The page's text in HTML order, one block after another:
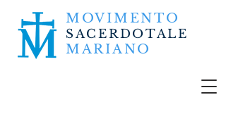
MOVIMENTO
SACERDOTALE
MARIANO